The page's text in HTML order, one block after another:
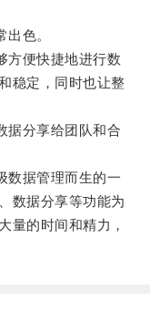
色。
便快捷地进行数
稳定，同时也让整
分享给团队和合
据管理而生的一
数据分享等功能为
量的时间和精力，